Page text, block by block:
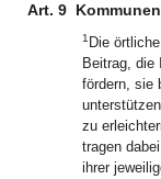
Art. 9 Kommunen
1 Die
Beitrag, die
fördern, sie
zu
tragen
ihrer